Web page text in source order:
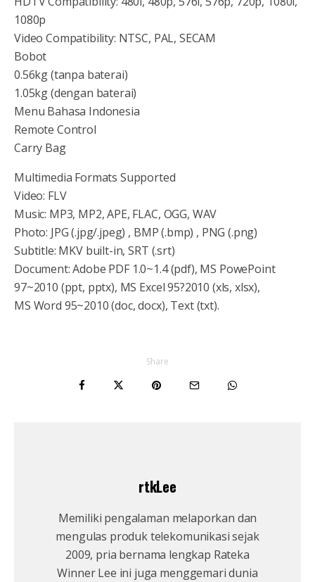
1080p
Video Compatibility: NTSC, PAL, SECAM
Bobot
0.56kg (tanpa baterai)
1.05kg (dengan baterai)
Menu Bahasa Indonesia
Remote Control
Carry Bag
Multimedia Formats Supported
Video: FLV
Music: MP3, MP2, APE, FLAC, OGG, WAV
Photo: JPG (.jpg/.jpeg) , BMP (.bmp) , PNG (.png)
Subtitle: MKV built-in, SRT (.srt)
Document: Adobe PDF 1.0~1.4 (pdf), MS PowePoint
97~2010 (ppt, pptx), MS Excel 95?2010 (xls, xlsx),
MS Word 95~2010 (doc, docx), Text (txt).
Share
rtkLee
Memiliki pengalaman melaporkan dan
mengulas produk telekomunikasi sejak
2009, pria bernama lengkap Rateka
Winner Lee ini juga menggemari dunia